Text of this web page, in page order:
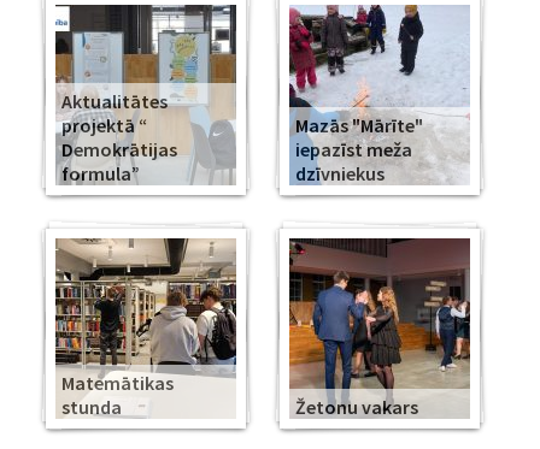
Aktualitātes
projektā “
Demokrātijas
formula”
Mazās "Mārīte"
iepazīst meža
dzīvniekus
Matemātikas
stunda
Žetonu vakars